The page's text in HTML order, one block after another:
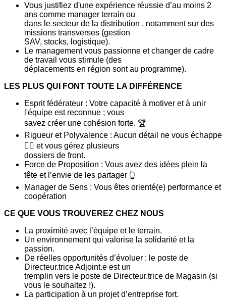
Vous justifiez d'une expérience réussie d’au moins 2
ans comme manager terrain ou
dans le secteur de la distribution , notamment sur des
missions transverses (gestion
SAV, stocks, logistique).
Le management vous passionne et changer de cadre
de travail vous stimule (des
déplacements en région sont au programme).
LES PLUS QUI FONT TOUTE LA DIFFÉRENCE
Esprit fédérateur : Votre capacité à motiver et à unir
l'équipe est reconnue ; vous
savez créer une cohésion forte. 🏆
Rigueur et Polyvalence : Aucun détail ne vous échappe
🕵️‍♀️ et vous gérez plusieurs
dossiers de front.
Force de Proposition : Vous avez des idées plein la
tête et l’envie de les partager 👆
Manager de Sens : Vous êtes orienté(e) performance et
coopération
CE QUE VOUS TROUVEREZ CHEZ NOUS
La proximité avec l’équipe et le terrain.
Un environnement qui valorise la solidarité et la
passion.
De réelles opportunités d’évoluer : le poste de
Directeur.trice Adjoint.e est un
tremplin vers le poste de Directeur.trice de Magasin (si
vous le souhaitez !).
La participation à un projet d’entreprise fort.